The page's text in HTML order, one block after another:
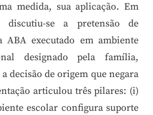
medida, sua aplicação. Em
discutiu-se a pretensão de
ABA executado em ambiente
designado pela família,
decisão de origem que negara
articulou três pilares: (i)
escolar configura suporte